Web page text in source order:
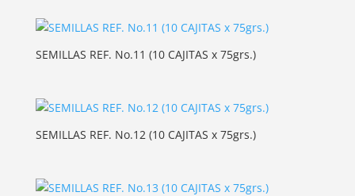
SEMILLAS REF. No.11 (10 CAJITAS x 75grs.)
SEMILLAS REF. No.12 (10 CAJITAS x 75grs.)